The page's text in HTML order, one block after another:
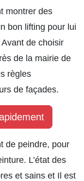
montrer des
bon lifting pour lui
de choisir
de la mairie de
règles
de façades.
de peindre, pour
L’état des
et sains et Il est